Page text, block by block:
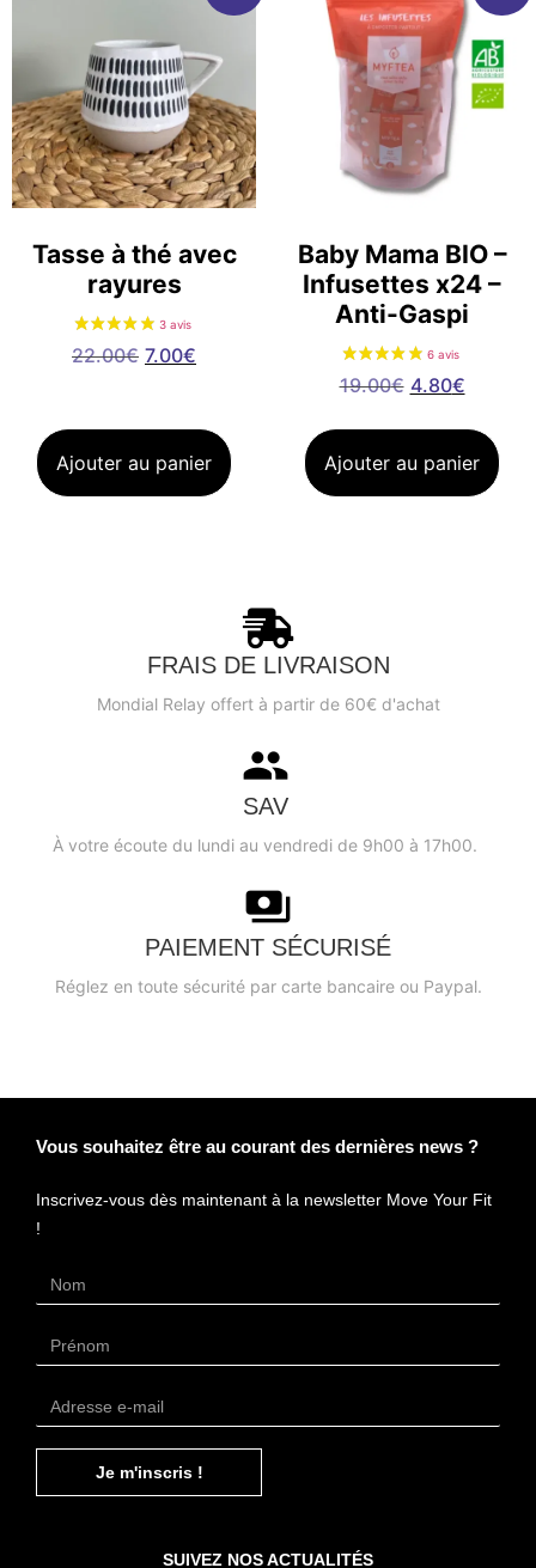
Tasse à thé avec
rayures
22.00€ 7.00€
Ajouter au panier
Baby Mama BIO –
Infusettes x24 –
Anti-Gaspi
19.00€ 4.80€
Ajouter au panier
FRAIS DE LIVRAISON
Mondial Relay offert à partir de 60€ d'achat
SAV
À votre écoute du lundi au vendredi de 9h00 à 17h00.
PAIEMENT SÉCURISÉ
Réglez en toute sécurité par carte bancaire ou Paypal.
Vous souhaitez être au courant des dernières news ?
Inscrivez-vous dès maintenant à la newsletter Move Your Fit
!
Je m'inscris !
SUIVEZ NOS ACTUALITÉS